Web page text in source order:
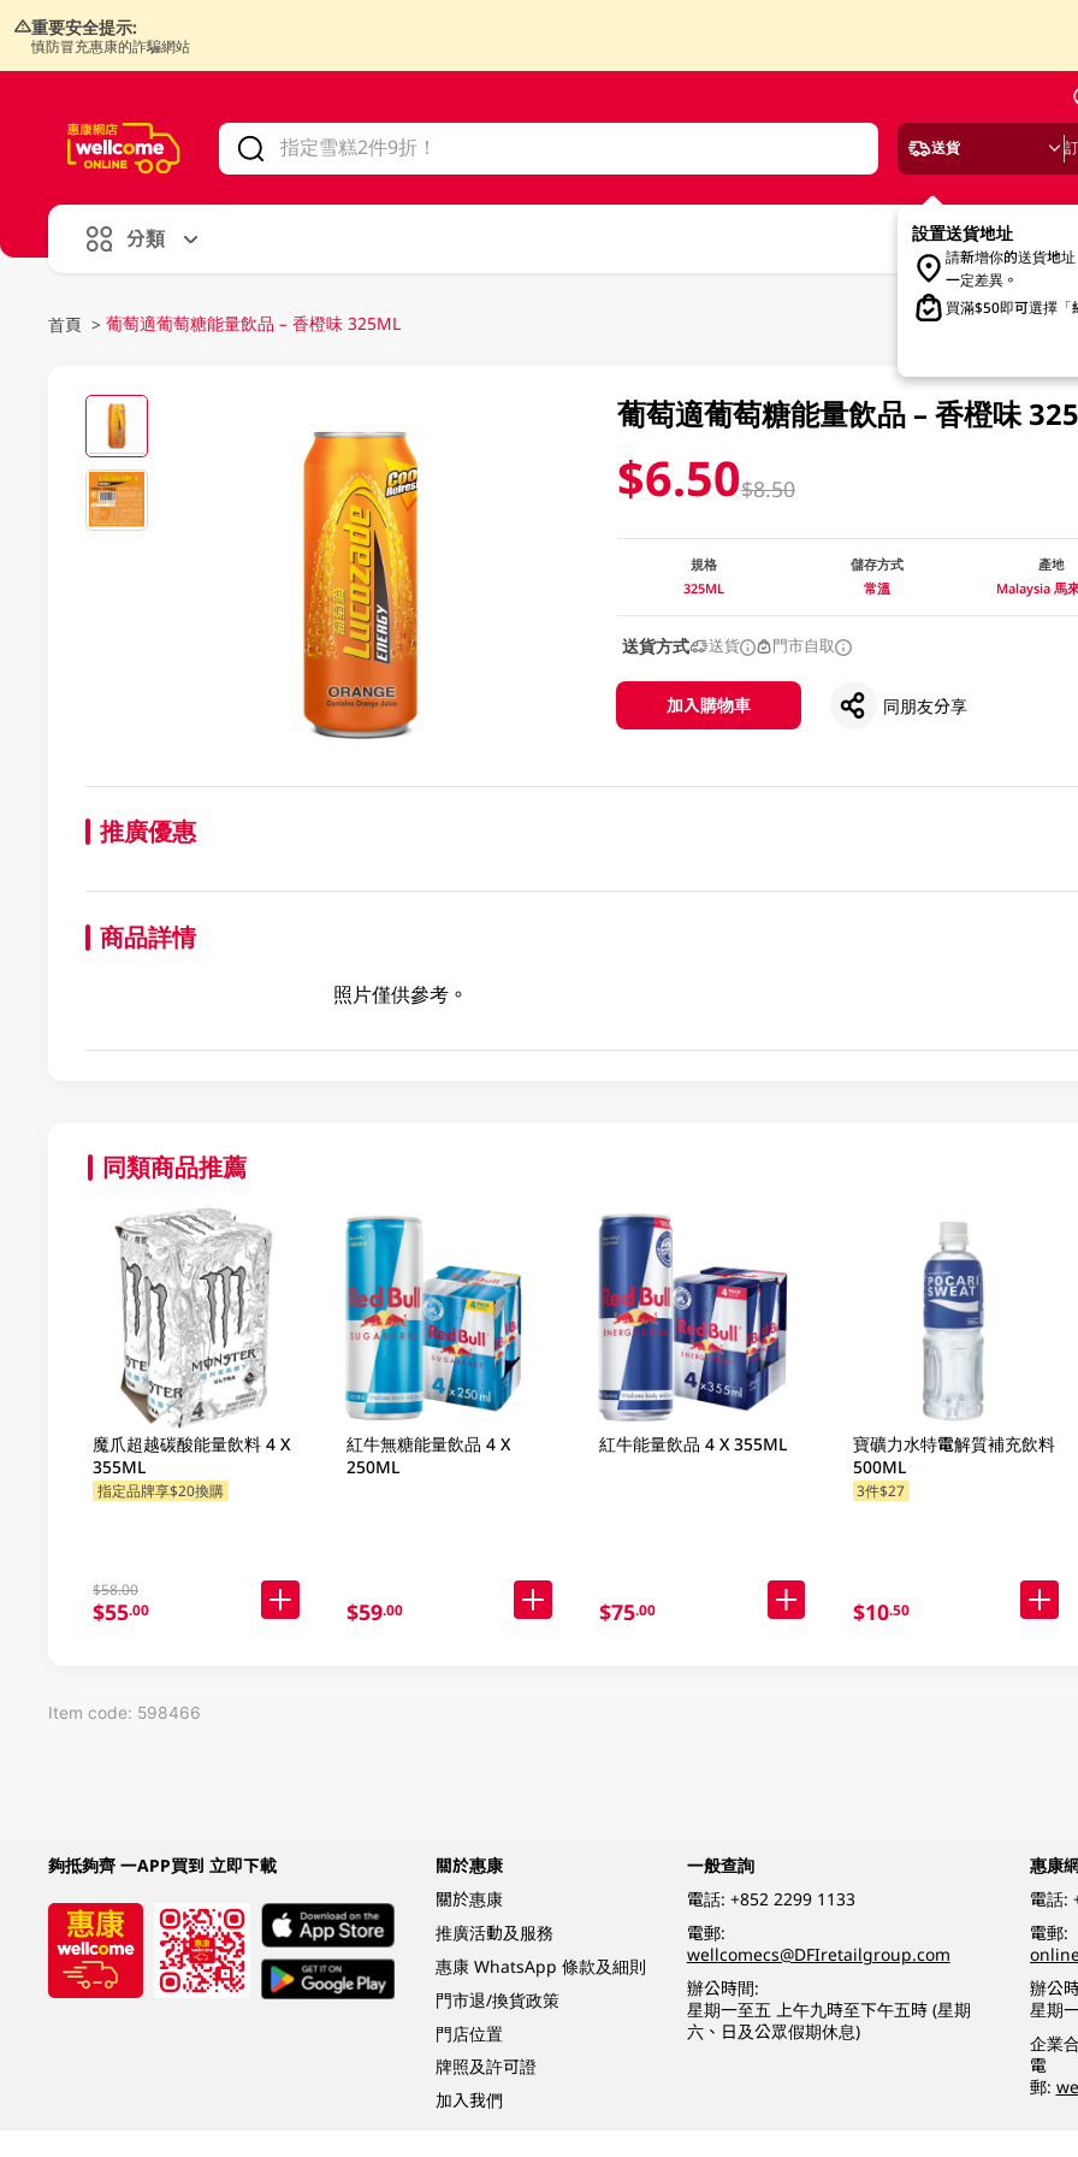
重要安全提示:
慎防冒充惠康的詐騙網站
送貨
設置送貨地址
請新增你的送貨地
一定差異。
買滿$50即可選擇「
分類
首頁 > 葡萄適葡萄糖能量飲品 – 香橙味 325ML
葡萄適葡萄糖能量飲品 – 香橙味
$6.50$8.50
規格
325ML
儲存方式
常溫
產地
Malaysia 馬
送貨方式 送貨 門市自取
加入購物車 同朋友分享
推廣優惠
商品詳情
照片僅供參考。
同類商品推薦
魔爪超越碳酸能量飲料 4 X
355ML
指定品牌享$20換購
$58.00
$55.00
紅牛無糖能量飲品 4 X
250ML
$59.00
紅牛能量飲品 4 X 355ML
$75.00
寶礦力水特電解質補充飲料
500ML
3件$27
$10.50
Item code: 598466
夠抵夠齊 一APP買到 立即下載
關於惠康
關於惠康
推廣活動及服務
惠康 WhatsApp 條款及細則
門市退/換貨政策
門店位置
牌照及許可證
加入我們
一般查詢
電話: +852 2299 1133
電郵:
wellcomecs@DFIretailgroup.com
辦公時間:
星期一至五 上午九時至下午五時 (星期
六、日及公眾假期休息)
惠康
電話:
電郵:
辦公
星期
企業
電
郵: